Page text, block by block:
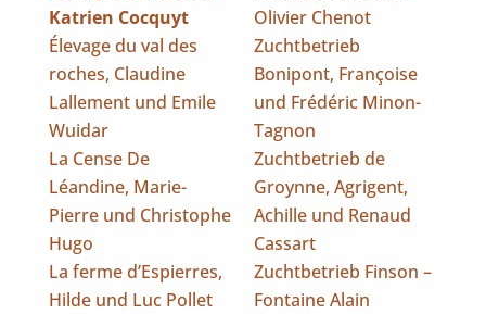
Katrien Cocquyt
Élevage du val des
roches, Claudine
Lallement und Emile
Wuidar
La Cense De
Léandine, Marie-
Pierre und Christophe
Hugo
La ferme d’Espierres,
Hilde und Luc Pollet
Olivier Chenot
Zuchtbetrieb
Bonipont, Françoise
und Frédéric Minon-
Tagnon
Zuchtbetrieb de
Groynne, Agrigent,
Achille und Renaud
Cassart
Zuchtbetrieb Finson –
Fontaine Alain